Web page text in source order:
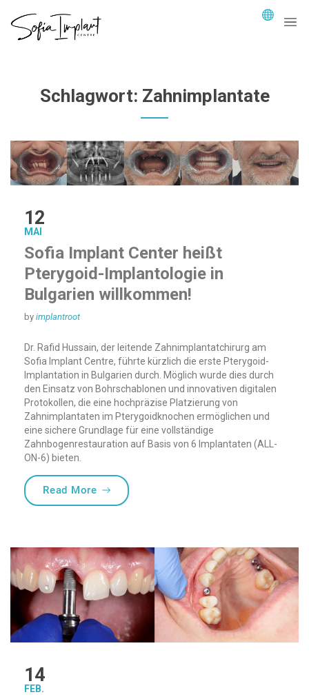
Schlagwort: Zahnimplantate
12
MAI
Sofia Implant Center heißt
Pterygoid-Implantologie in
Bulgarien willkommen!
by implantroot
Dr. Rafid Hussain, der leitende Zahnimplantatchirurg am
Sofia Implant Centre, führte kürzlich die erste Pterygoid-
Implantation in Bulgarien durch. Möglich wurde dies durch
den Einsatz von Bohrschablonen und innovativen digitalen
Protokollen, die eine hochpräzise Platzierung von
Zahnimplantaten im Pterygoidknochen ermöglichen und
eine sichere Grundlage für eine vollständige
Zahnbogenrestauration auf Basis von 6 Implantaten (ALL-
ON-6) bieten.
Read More„Sofia Implant Center heißt Pterygoid-
14
FEB.